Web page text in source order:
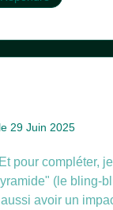
le 29 Juin 2025
pour compléter,
(le bling-
avoir un